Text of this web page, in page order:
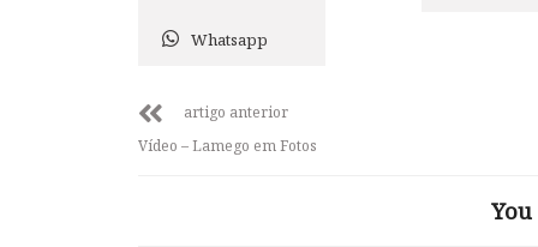
Whatsapp
artigo anterior
Vídeo – Lamego em Fotos